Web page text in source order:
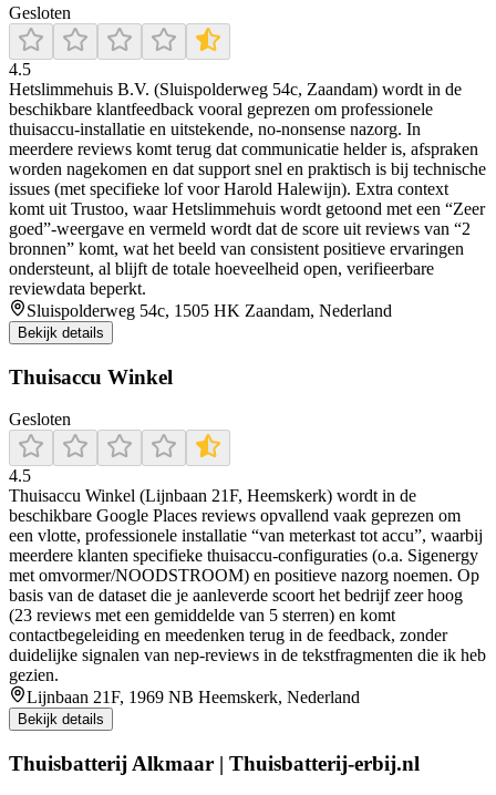
Gesloten
4.5
Hetslimmehuis B.V. (Sluispolderweg 54c, Zaandam) wordt in de
beschikbare klantfeedback vooral geprezen om professionele
thuisaccu-installatie en uitstekende, no-nonsense nazorg. In
meerdere reviews komt terug dat communicatie helder is, afspraken
worden nagekomen en dat support snel en praktisch is bij technische
issues (met specifieke lof voor Harold Halewijn). Extra context
komt uit Trustoo, waar Hetslimmehuis wordt getoond met een “Zeer
goed”-weergave en vermeld wordt dat de score uit reviews van “2
bronnen” komt, wat het beeld van consistent positieve ervaringen
ondersteunt, al blijft de totale hoeveelheid open, verifieerbare
reviewdata beperkt.
Sluispolderweg 54c, 1505 HK Zaandam, Nederland
Bekijk details
Thuisaccu Winkel
Gesloten
4.5
Thuisaccu Winkel (Lijnbaan 21F, Heemskerk) wordt in de
beschikbare Google Places reviews opvallend vaak geprezen om
een vlotte, professionele installatie “van meterkast tot accu”, waarbij
meerdere klanten specifieke thuisaccu-configuraties (o.a. Sigenergy
met omvormer/NOODSTROOM) en positieve nazorg noemen. Op
basis van de dataset die je aanleverde scoort het bedrijf zeer hoog
(23 reviews met een gemiddelde van 5 sterren) en komt
contactbegeleiding en meedenken terug in de feedback, zonder
duidelijke signalen van nep-reviews in de tekstfragmenten die ik heb
gezien.
Lijnbaan 21F, 1969 NB Heemskerk, Nederland
Bekijk details
Thuisbatterij Alkmaar | Thuisbatterij-erbij.nl